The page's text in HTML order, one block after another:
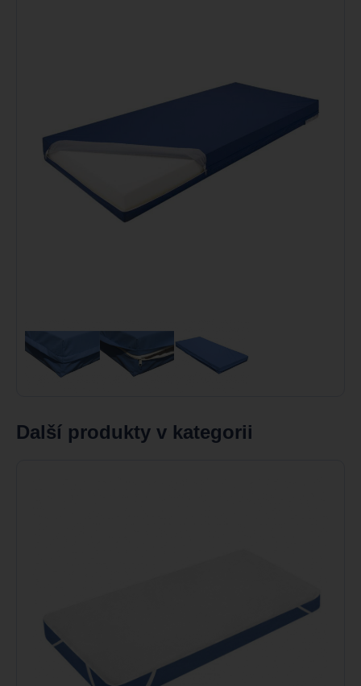
Další produkty v kategorii